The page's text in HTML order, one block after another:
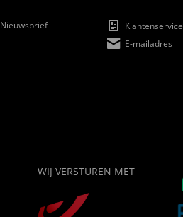
Nieuwsbrief
Klantenservice
E-mailadres
WIJ VERSTUREN MET